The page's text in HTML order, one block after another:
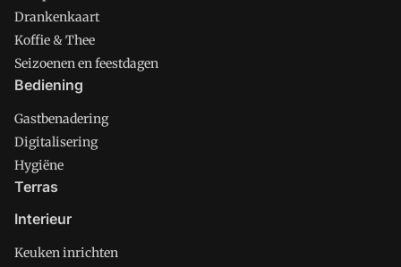
Drankenkaart
Koffie & Thee
Seizoenen en feestdagen
Bediening
Gastbenadering
Digitalisering
Hygiëne
Terras
Interieur
Keuken inrichten